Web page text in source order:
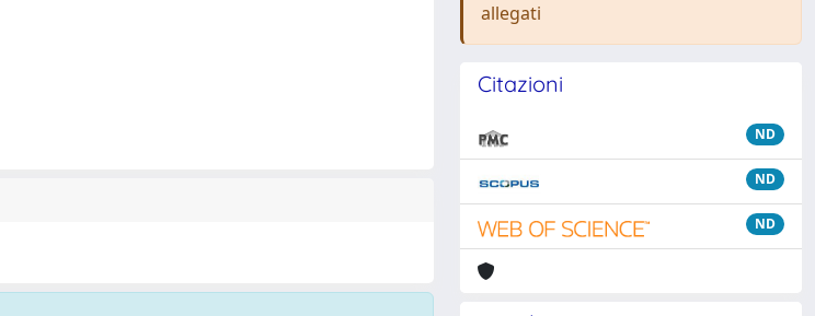
allegati
Citazioni
ND
ND
ND